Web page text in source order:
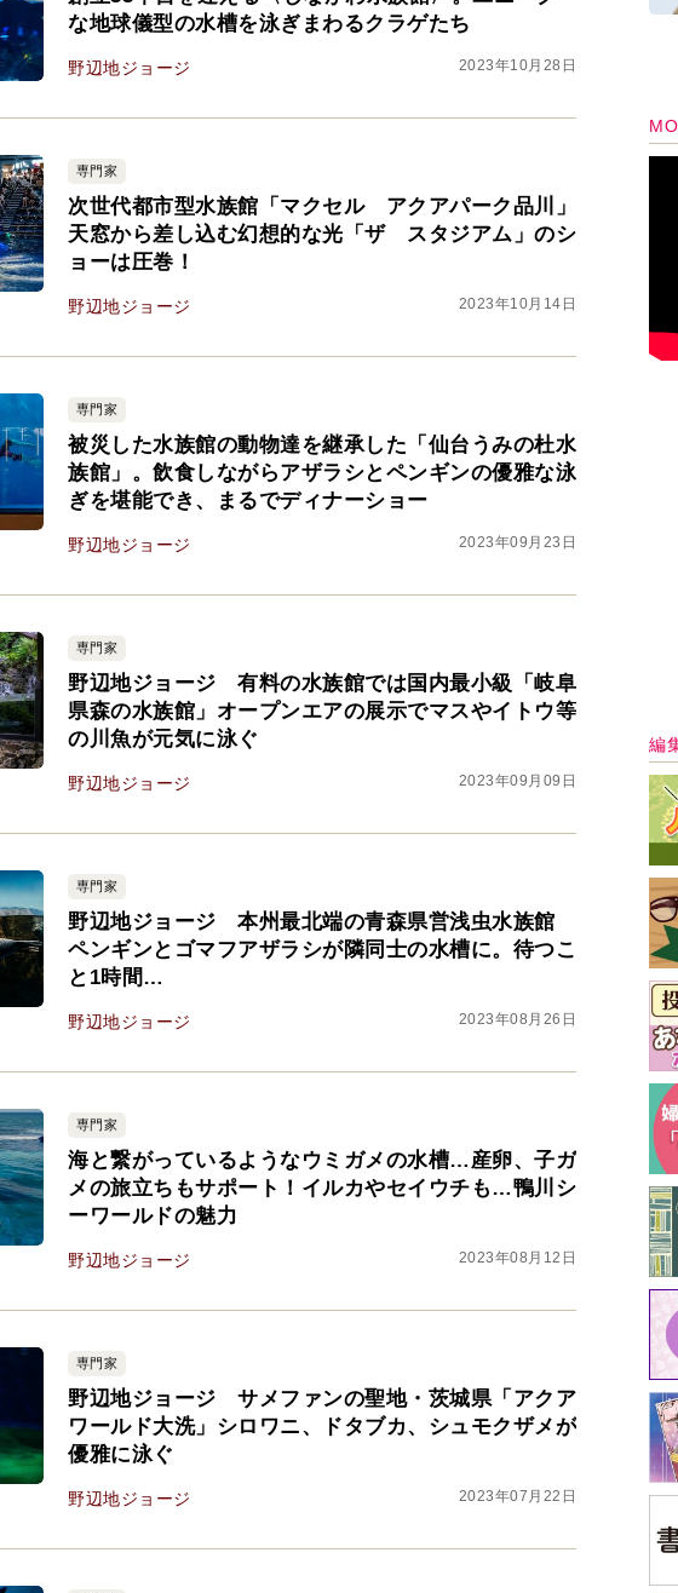
な地球儀型の水槽を泳ぎまわるクラゲたち
野辺地ジョージ 2023年10月28日
専門家
次世代都市型水族館「マクセル アクアパーク品川」
天窓から差し込む幻想的な光「ザ スタジアム」のシ
ョーは圧巻！
野辺地ジョージ 2023年10月14日
専門家
被災した水族館の動物達を継承した「仙台うみの杜水
族館」。飲食しながらアザラシとペンギンの優雅な泳
ぎを堪能でき、まるでディナーショー
野辺地ジョージ 2023年09月23日
専門家
野辺地ジョージ 有料の水族館では国内最小級「岐阜
県森の水族館」オープンエアの展示でマスやイトウ等
の川魚が元気に泳ぐ
野辺地ジョージ 2023年09月09日
専門家
野辺地ジョージ 本州最北端の青森県営浅虫水族館
ペンギンとゴマフアザラシが隣同士の水槽に。待つこ
と1時間…
野辺地ジョージ 2023年08月26日
専門家
海と繋がっているようなウミガメの水槽…産卵、子ガ
メの旅立ちもサポート！イルカやセイウチも…鴨川シ
ーワールドの魅力
野辺地ジョージ 2023年08月12日
専門家
野辺地ジョージ サメファンの聖地・茨城県「アクア
ワールド大洗」シロワニ、ドタブカ、シュモクザメが
優雅に泳ぐ
野辺地ジョージ 2023年07月22日
編